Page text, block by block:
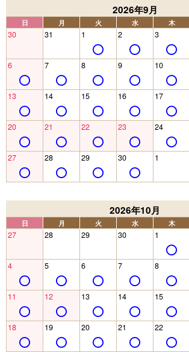
2026年9月
日 月 火 水 木
30 31 1 2 3
6 7 8 9 10
13 14 15 16 17
20 21 22 23 24
27 28 29 30 1
2026年10月
日 月 火 水 木
27 28 29 30 1
4 5 6 7 8
11 12 13 14 15
18 19 20 21 22